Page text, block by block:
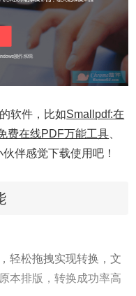
软件，比如Smallpdf:在
费在线PDF万能工具
伴感觉下载使用吧！
轻松拖拽实现转换，文
本排版，转换成功率高